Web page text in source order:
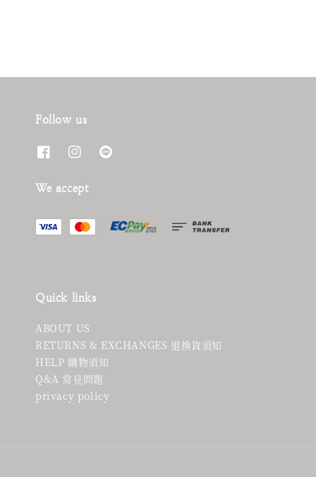
Follow us
We accept
Quick links
ABOUT US
RETURNS & EXCHANGES 退換貨須知
HELP 購物須知
Q&A 常見問題
privacy policy